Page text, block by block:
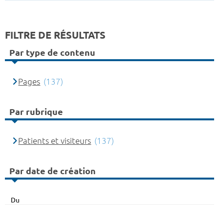
FILTRE DE RÉSULTATS
Par type de contenu
Pages (137)
Par rubrique
Patients et visiteurs (137)
Par date de création
Du